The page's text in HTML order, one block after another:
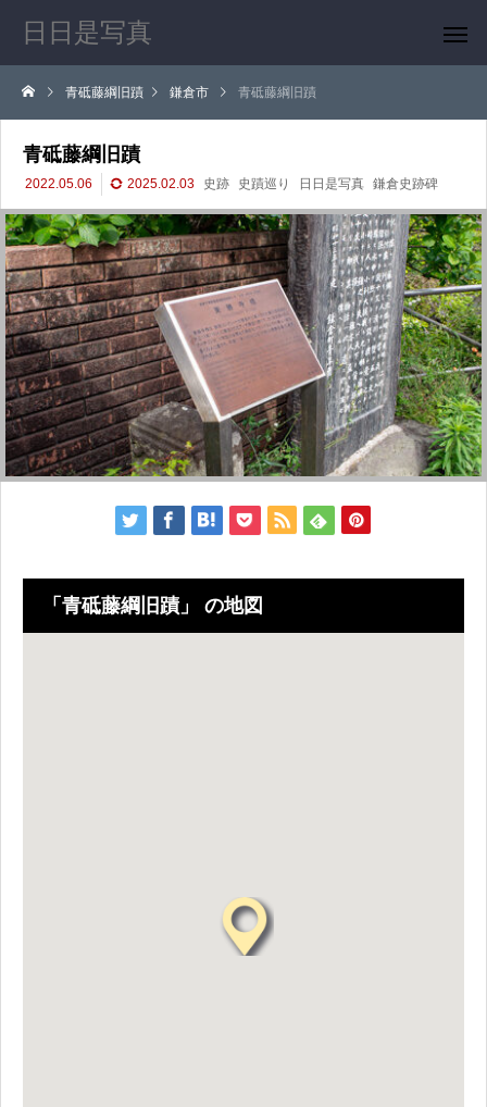
日日是写真
青砥藤綱旧蹟 鎌倉市 青砥藤綱旧蹟
青砥藤綱旧蹟
2022.05.06 2025.02.03 史跡 史蹟巡り 日日是写真 鎌倉史跡碑
「青砥藤綱旧蹟」 の地図